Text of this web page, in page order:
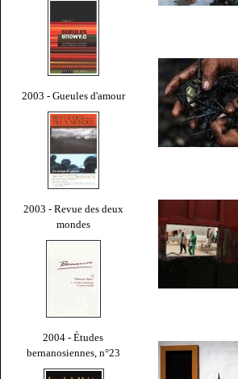
2003 - Gueules d'amour
2003 - Revue des deux
mondes
2004 - Études
bernanosiennes, n°23